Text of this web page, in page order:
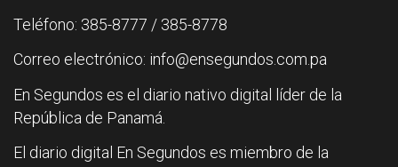
Teléfono: 385-8777 / 385-8778
Correo electrónico: info@ensegundos.com.pa
En Segundos es el diario nativo digital líder de la
República de Panamá.
El diario digital En Segundos es miembro de la